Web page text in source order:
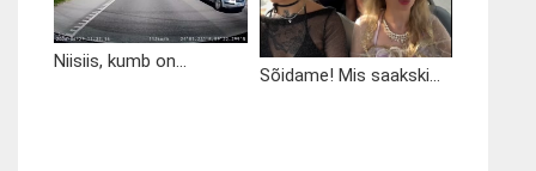
Niisiis, kumb on...
Sõidame! Mis saakski...